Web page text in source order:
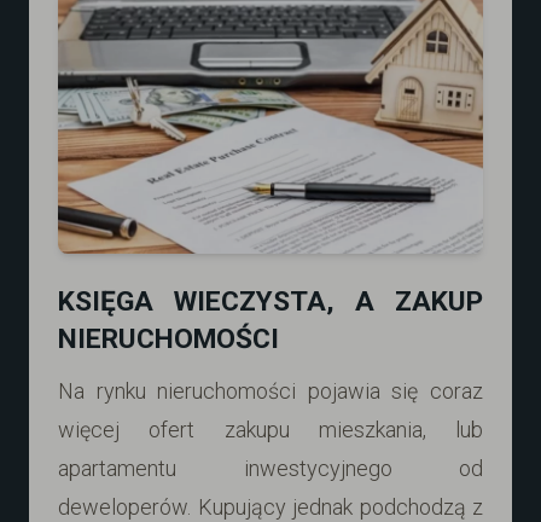
KSIĘGA WIECZYSTA, A ZAKUP
NIERUCHOMOŚCI
Na rynku nieruchomości pojawia się coraz
więcej ofert zakupu mieszkania, lub
apartamentu inwestycyjnego od
deweloperów. Kupujący jednak podchodzą z